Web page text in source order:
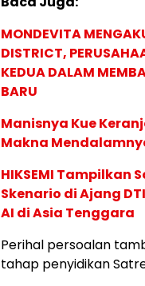
MONDEVITA
DISTRICT,
KEDUA DALAM
BARU
Manisnya Kue
Makna
HIKSEMI Tampilkan
Skenario di Ajang
AI di Asia Tenggara
Perihal persoalan
tahap penyidikan